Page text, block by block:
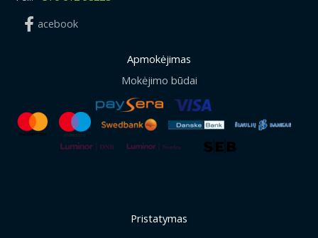
acebook
Apmokėjimas
Mokėjimo būdai
Pristatymas